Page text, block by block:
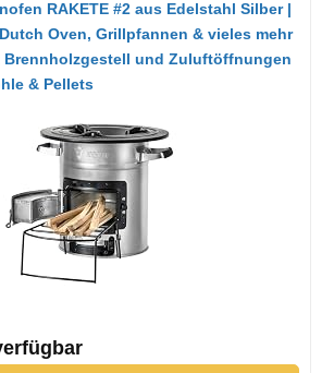
RAKETE #2 aus Edelstahl Silber |
Oven, Grillpfannen & vieles mehr
Brennholzgestell und Zuluftöffnungen
& Pellets